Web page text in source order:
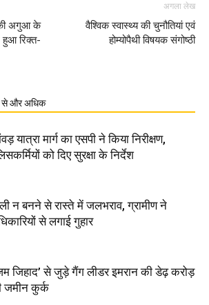
की अगुआ के
रिक्त-
अगला लेख
वैश्विक स्वास्थ्य की चुनौतियां एवं
होम्योपैथी विषयक संगोष्ठी
और अधिक
यात्रा मार्ग का एसपी ने किया निरीक्षण,
को दिए सुरक्षा के निर्देश
न बनने से रास्ते में जलभराव, ग्रामीण ने
से लगाई गुहार
जिहाद’ से जुड़े गैंग लीडर इमरान की डेढ़ करोड़
जमीन कुर्क